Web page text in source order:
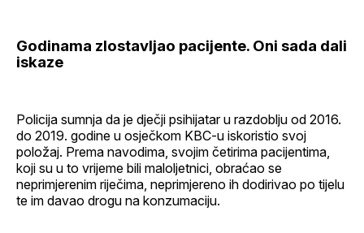
Godinama zlostavljao pacijente. Oni sada dali
iskaze
Policija sumnja da je dječji psihijatar u razdoblju od 2016.
do 2019. godine u osječkom KBC-u iskoristio svoj
položaj. Prema navodima, svojim četirima pacijentima,
koji su u to vrijeme bili maloljetnici, obraćao se
neprimjerenim riječima, neprimjereno ih dodirivao po tijelu
te im davao drogu na konzumaciju.